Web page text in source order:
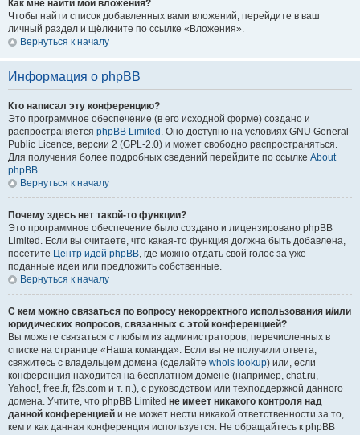
Как мне найти мои вложения?
Чтобы найти список добавленных вами вложений, перейдите в ваш
личный раздел и щёлкните по ссылке «Вложения».
Вернуться к началу
Информация о phpBB
Кто написал эту конференцию?
Это программное обеспечение (в его исходной форме) создано и
распространяется phpBB Limited . Оно доступно на условиях GNU General
Public Licence, версии 2 (GPL-2.0) и может свободно распространяться.
Для получения более подробных сведений перейдите по ссылке About
phpBB.
Вернуться к началу
Почему здесь нет такой-то функции?
Это программное обеспечение было создано и лицензировано phpBB
Limited. Если вы считаете, что какая-то функция должна быть добавлена,
посетите Центр идей phpBB, где можно отдать свой голос за уже
поданные идеи или предложить собственные.
Вернуться к началу
С кем можно связаться по вопросу некорректного использования и/или
юридических вопросов, связанных с этой конференцией?
Вы можете связаться с любым из администраторов, перечисленных в
списке на странице «Наша команда». Если вы не получили ответа,
свяжитесь с владельцем домена (сделайте whois lookup) или, если
конференция находится на бесплатном домене (например, chat.ru,
Yahoo!, free.fr, f2s.com и т. п.), с руководством или техподдержкой данного
домена. Учтите, что phpBB Limited не имеет никакого контроля над
данной конференцией и не может нести никакой ответственности за то,
кем и как данная конференция используется. Не обращайтесь к phpBB